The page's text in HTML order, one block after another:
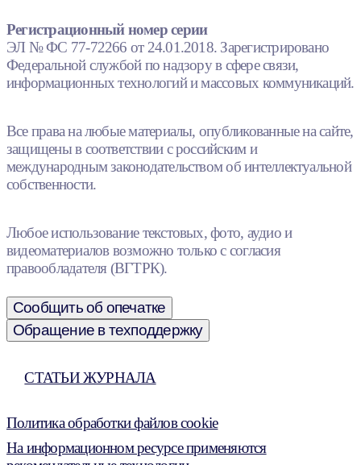
Регистрационный номер серии
ЭЛ № ФС 77-72266 от 24.01.2018. Зарегистрировано
Федеральной службой по надзору в сфере связи,
информационных технологий и массовых коммуникаций.
Все права на любые материалы, опубликованные на сайте,
защищены в соответствии с российским и
международным законодательством об интеллектуальной
собственности.
Любое использование текстовых, фото, аудио и
видеоматериалов возможно только с согласия
правообладателя (ВГТРК).
Сообщить об опечатке
Обращение в техподдержку
СТАТЬИ ЖУРНАЛА
Политика обработки файлов cookie
На информационном ресурсе применяются